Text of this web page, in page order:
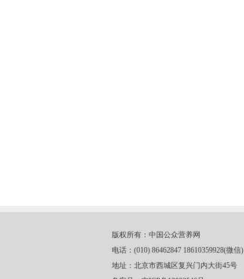
版权所有：中国公众营养网
电话：(010) 86462847 18610359928(微信)
地址：北京市西城区复兴门内大街45号